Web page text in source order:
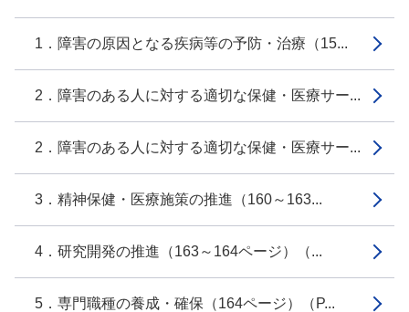
1．障害の原因となる疾病等の予防・治療（15...
2．障害のある人に対する適切な保健・医療サー...
2．障害のある人に対する適切な保健・医療サー...
3．精神保健・医療施策の推進（160～163...
4．研究開発の推進（163～164ページ）（...
5．専門職種の養成・確保（164ページ）（P...